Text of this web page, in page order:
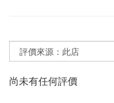
尚未有任何評價